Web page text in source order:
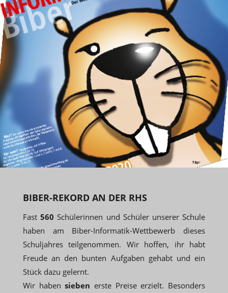
BIBER-REKORD AN DER RHS
Fast560 Schülerinnen und Schüler unserer Schule
haben am Biber-Informatik-Wettbewerb dieses
Schuljahres teilgenommen. Wir hoffen, ihr habt
Freude an den bunten Aufgaben gehabt und ein
Stück dazu gelernt.
Wir habensieben erste Preise erzielt. Besonders